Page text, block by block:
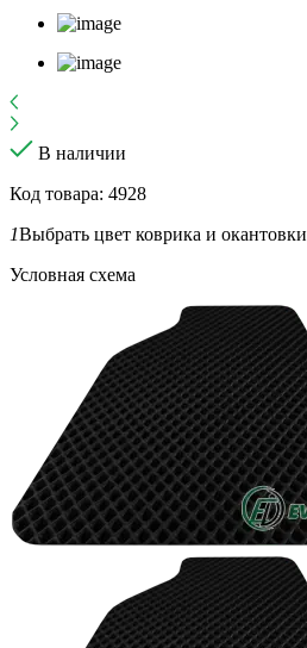
В наличии
Код товара: 4928
1Выбрать цвет коврика и окантовки
Условная схема